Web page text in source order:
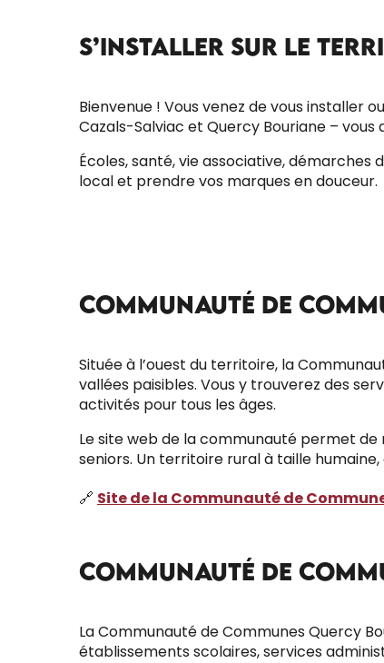
S’INSTALLER SUR LE
Bienvenue ! Vous venez de vous installer
Cazals-Salviac et Quercy Bouriane –
Écoles, santé, vie associative,
local et prendre vos marques en douceur.
COMMUNAUTÉ DE
Située à l’ouest du territoire, la
vallées paisibles. Vous y trouverez des
activités pour tous les âges.
Le site web de la communauté permet
seniors. Un territoire rural à taille
🔗 Site de la Communauté de
COMMUNAUTÉ DE
La Communauté de Communes Quercy
établissements scolaires, services